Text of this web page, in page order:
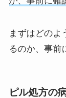
まずはどのよ
るのか、事前
ピル処方の